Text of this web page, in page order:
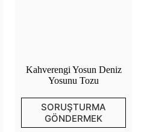
Kahverengi Yosun Deniz
Yosunu Tozu
SORUŞTURMA
GÖNDERMEK